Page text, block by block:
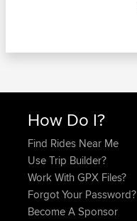
How Do I?
Find Rides Near Me
Use Trip Builder?
Work With GPX Files?
Forgot Your Password?
Become A Sponsor